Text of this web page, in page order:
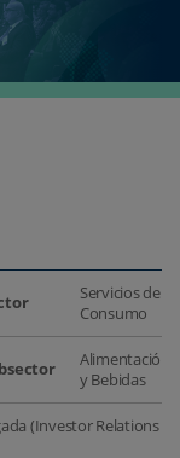
Servicios de
Consumo
Alimentación
y Bebidas
(Investor Relations